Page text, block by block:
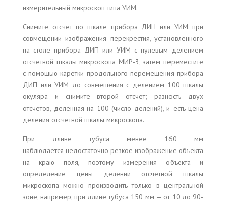
измерительный микроскоп типа УИМ.
Снимите отсчет по шкале прибора ДИН или УИМ при
совмещении изображения перекрестия, установленного
на столе прибора ДИП или УИМ с нулевым делением
отсчетной шкалы микроскопа МИР-3, затем переместите
с помощью каретки продольного перемещения прибора
ДИП или УИМ до совмещения с делением 100 шкалы
окуляра и снимите второй отсчет; разность двух
отсчетов, деленная на 100 (число делений), и есть цена
деления отсчетной шкалы микроскопа.
При длине тубуса менее 160 мм
наблюдается недостаточно резкое изображение объекта
на краю поля, поэтому измерения объекта и
определение цены делении отсчетной шкалы
микроскопа можно производить только в центральной
зоне, например, при длине тубуса 150 мм — от 10 до 90-